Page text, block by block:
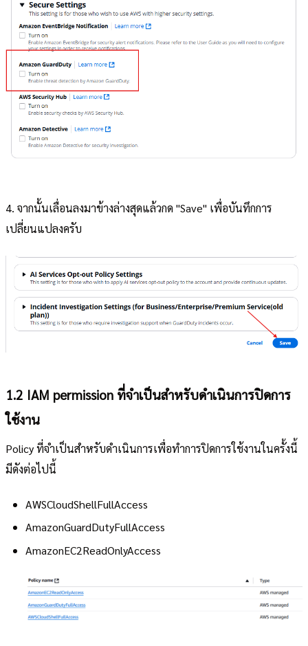
4. จากนั้นเลื่อนลงมาข้างล่างสุดแล้วกด "Save" เพื่อบันทึกการ
เปลี่ยนแปลงครับ
1.2 IAM permission ที่จำเป็นสำหรับดำเนินการปิดการ
ใช้งาน
Policy ที่จำเป็นสำหรับดำเนินการเพื่อทำการปิดการใช้งานในครั้งนี้
มีดังต่อไปนี้
AWSCloudShellFullAccess
AmazonGuardDutyFullAccess
AmazonEC2ReadOnlyAccess